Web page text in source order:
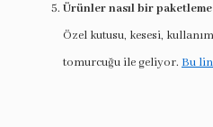
Ürünler nasıl bir
Özel kutusu, kesesi,
tomurcuğu ile geliyor. Bu